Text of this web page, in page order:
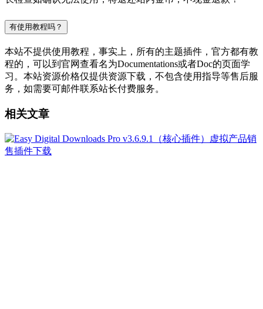
有使用教程吗？
本站不提供使用教程，事实上，所有的主题插件，官方都有教
程的，可以到官网查看名为Documentations或者Doc的页面学
习。本站资源价格仅提供资源下载，不包含使用指导等售后服
务，如需要可邮件联系站长付费服务。
相关文章